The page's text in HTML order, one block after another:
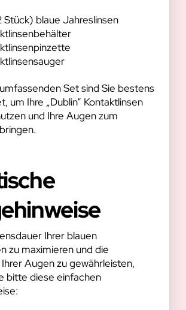
Stück) blaue Jahreslinsen
Set sind Sie bestens
um Ihre „Dublin“ Kontaktlinsen
und Ihre Augen zum
Ihrer blauen
zu maximieren und die
Augen zu gewährleisten,
bitte diese einfachen